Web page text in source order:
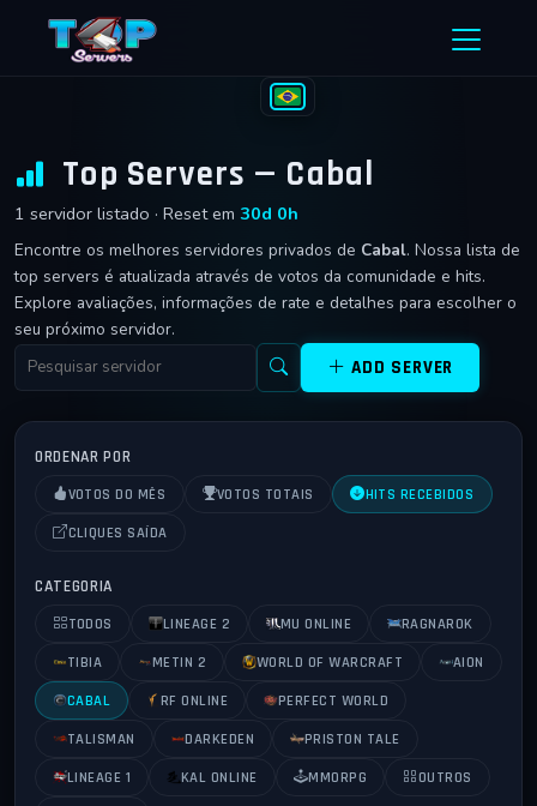
Ir para o conteúdo
Top Servers — Cabal
1 servidor listado · Reset em 30d 0h
Encontre os melhores servidores privados de Cabal. Nossa lista de
top servers é atualizada através de votos da comunidade e hits.
Explore avaliações, informações de rate e detalhes para escolher o
seu próximo servidor.
ADD SERVER
ORDENAR POR
VOTOS DO MÊS VOTOS TOTAIS
HITS RECEBIDOS
CLIQUES SAÍDA
CATEGORIA
TODOS LINEAGE 2 MU ONLINE
RAGNAROK
TIBIA
METIN 2 WORLD OF WARCRAFT
AION
CABAL
RF ONLINE
PERFECT WORLD
TALISMAN
DARKEDEN
PRISTON TALE
LINEAGE 1
KAL ONLINE MMORPG
OUTROS